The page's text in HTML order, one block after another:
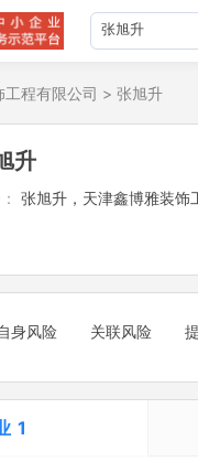
程有限公司 > 张旭升
升
张旭升，天津鑫博雅装饰
身风险 关联风险
1